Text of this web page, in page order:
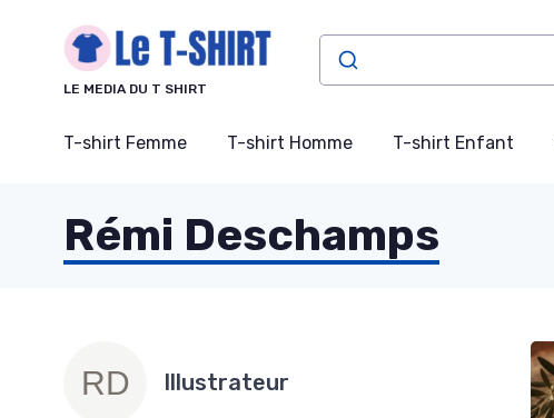
LE MEDIA DU T SHIRT
T-shirt Femme T-shirt Homme T-shirt Enfant
Rémi Deschamps
Illustrateur